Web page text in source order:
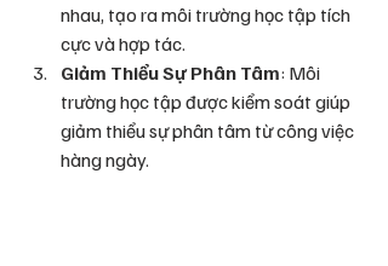
nhau, tạo ra môi trường học tập tích
cực và hợp tác.
Giảm Thiểu Sự Phân Tâm: Môi
trường học tập được kiểm soát giúp
giảm thiểu sự phân tâm từ công việc
hàng ngày.